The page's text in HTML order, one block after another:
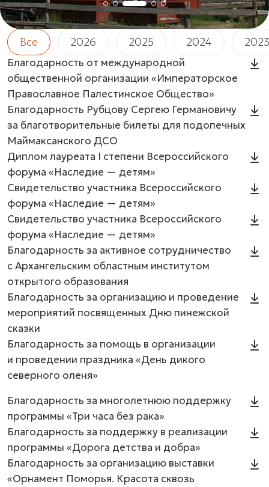
Все 2026 2025 2024 2023
Благодарность от международной
общественной организации «Императорское
Православное Палестинское Общество»
Благодарность Рубцову Сергею Германовичу
за благотворительные билеты для подопечных
Маймаксанского ДСО
Диплом лауреата I степени Всероссийского
форума «Наследие — детям»
Свидетельство участника Всероссийского
форума «Наследие — детям»
Свидетельство участника Всероссийского
форума «Наследие — детям»
Благодарность за активное сотрудничество
с Архангельским областным институтом
открытого образования
Благодарность за организацию и проведение
мероприятий посвященных Дню пинежской
сказки
Благодарность за помощь в организации
и проведении праздника «День дикого
северного оленя»
Благодарность за многолетнюю поддержку
программы «Три часа без рака»
Благодарность за поддержку в реализации
программы «Дорога детства и добра»
Благодарность за организацию выставки
«Орнамент Поморья. Красота сквозь